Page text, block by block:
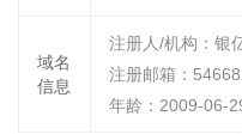
域名
信息
注册人/机构：银
注册邮箱：
年龄：2009-06-